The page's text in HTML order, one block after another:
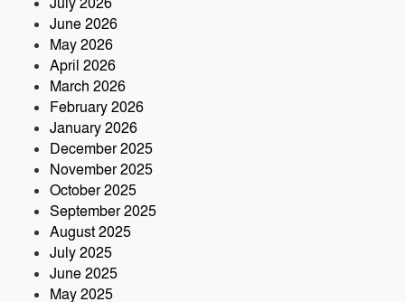
নরসিংদীতে অনুমোদনহীন মোটরসাইকেল
সংযোজন কারখানা : সরকারের রাজস্ব ক্ষতির
আশঙ্কা
কৃষক ও গ্রামীণ অর্থনীতি বদলে দিতে পলাশে
June 2026
May 2026
April 2026
March 2026
February 2026
January 2026
December 2025
November 2025
October 2025
September 2025
August 2025
July 2025
June 2025
May 2025